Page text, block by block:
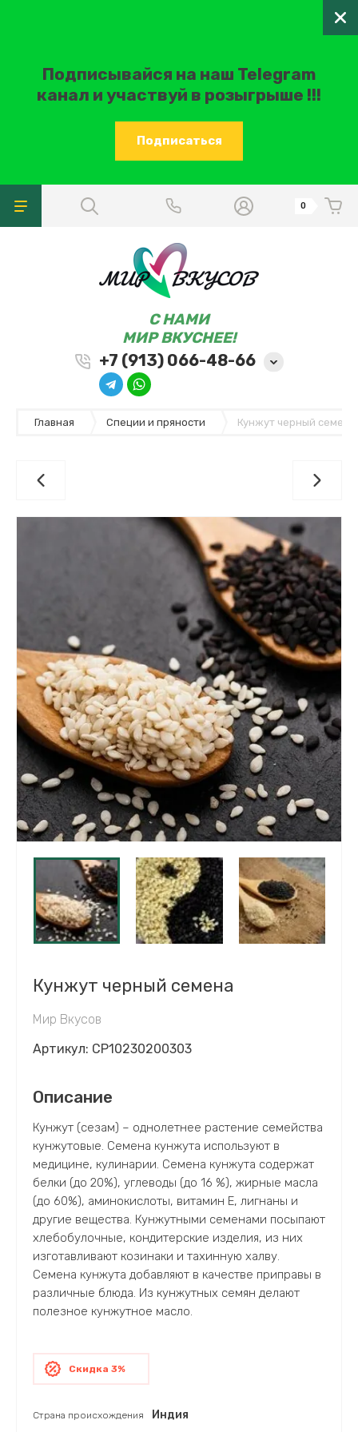
Подписывайся на наш Telegram
канал и участвуй в розыгрыше !!!
Подписаться
C НАМИ
МИР ВКУСНЕЕ!
+7 (913) 066-48-66
0
Главная Специи и пряности Кунжут черный семена
Кунжут черный семена
Мир Вкусов
Артикул: CP10230200303
Описание
Кунжут (сезам) – однолетнее растение семейства
кунжутовые. Семена кунжута используют в
медицине, кулинарии. Семена кунжута содержат
белки (до 20%), углеводы (до 16 %), жирные масла
(до 60%), аминокислоты, витамин Е, лигнаны и
другие вещества. Кунжутными семенами посыпают
хлебобулочные, кондитерские изделия, из них
изготавливают козинаки и тахинную халву.
Семена кунжута добавляют в качестве приправы в
различные блюда. Из кунжутных семян делают
полезное кунжутное масло.
Скидка 3%
Страна происхождения Индия